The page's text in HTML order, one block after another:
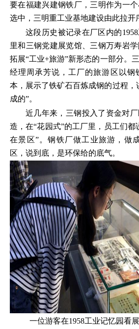
要在福建兴建钢铁厂，三明作为一
选中，三明重工业基地建设由此拉开
这段历史被记录在厂区内的
里和三钢党建展览馆、三钢万寿岩
拓展“工业+旅游”新形态的一部分。
经理周承芳说，工厂的旅游区以钢
本，展示了铁矿石百炼成钢的过程，
成的”。
近几年来，三钢投入了资金对
造，在“花园式”的工厂里，员工们都
在景区”。钢铁厂做工业旅游，做
区，说到底，是环保给的底气。
一位游客在1958工业记忆园看